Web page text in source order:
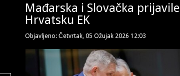
Mađarska i Slovačka prijavile
Hrvatsku EK
Objavljeno: Četvrtak, 05 Ožujak 2026 12:03